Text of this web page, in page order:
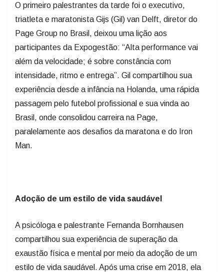
O primeiro palestrantes da tarde foi o executivo,
triatleta e maratonista Gijs (Gil) van Delft, diretor do
Page Group no Brasil, deixou uma lição aos
participantes da Expogestão: “Alta performance vai
além da velocidade; é sobre constância com
intensidade, ritmo e entrega”. Gil compartilhou sua
experiência desde a infância na Holanda, uma rápida
passagem pelo futebol profissional e sua vinda ao
Brasil, onde consolidou carreira na Page,
paralelamente aos desafios da maratona e do Iron
Man.
Adoção de um estilo de vida saudável
A psicóloga e palestrante Fernanda Bornhausen
compartilhou sua experiência de superação da
exaustão física e mental por meio da adoção de um
estilo de vida saudável. Após uma crise em 2018, ela